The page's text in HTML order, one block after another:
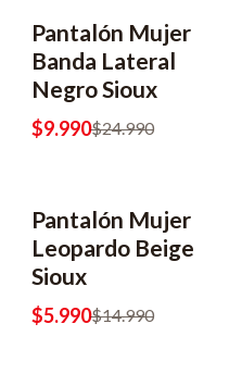
-60% OFF
Pantalón Mujer
Banda Lateral
Negro Sioux
$9.990$24.990
-60% OFF
Pantalón Mujer
Leopardo Beige
Sioux
$5.990$14.990